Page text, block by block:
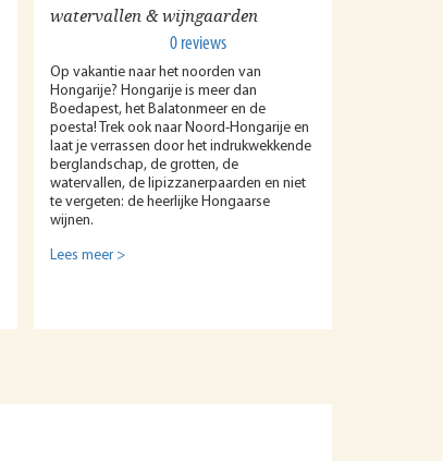
watervallen & wijngaarden
0 reviews
Op vakantie naar het noorden van
Hongarije? Hongarije is meer dan
Boedapest, het Balatonmeer en de
poesta! Trek ook naar Noord-Hongarije en
laat je verrassen door het indrukwekkende
berglandschap, de grotten, de
watervallen, de lipizzanerpaarden en niet
te vergeten: de heerlijke Hongaarse
wijnen.
Lees meer >